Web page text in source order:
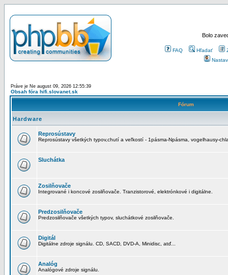
Bolo
FAQ Hľadať
Práve je Ne august 09, 2026 12:55:39
Obsah fóra hifi.slovanet.sk
Fórum
Hardware
Reprosústavy
Reprosústavy všetkých typov,chutí a veľkostí - 1pásma-Npásma, vogelhausy-
Sluchátka
Zosilňovače
Integrované i koncové zosilňovače. Tranzistorové, elektrónkové i digitálne.
Predzosilňovače
Predzosilňovače všetkých typov, sluchátkové zosilňovače.
Digitál
Digitálne zdroje signálu. CD, SACD, DVD-A, Minidisc, atď...
Analóg
Analógové zdroje signálu.